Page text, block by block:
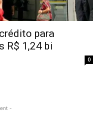
para
R$ 1,24 bi
0
-